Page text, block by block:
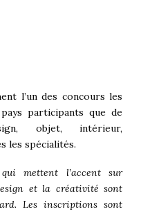
l’un des concours les
participants que de
, objet, intérieur,
les spécialités.
mettent l’accent sur
et la créativité sont
Les inscriptions sont